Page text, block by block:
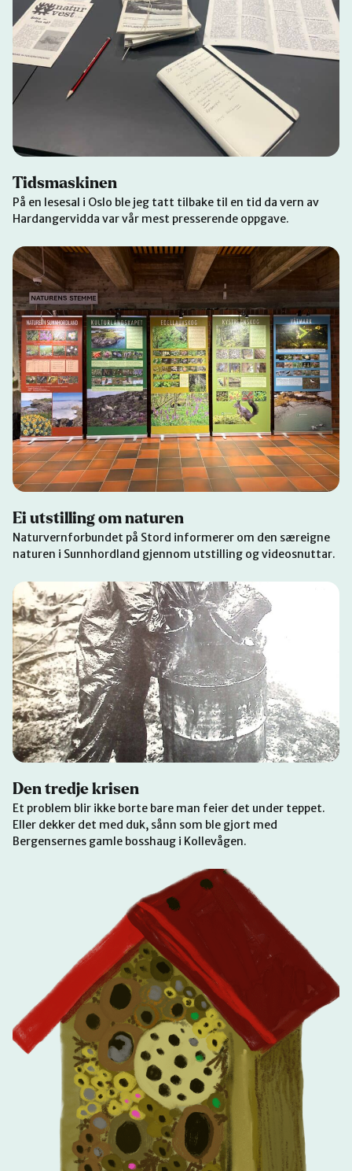
Tidsmaskinen
På en lesesal i Oslo ble jeg tatt tilbake til en tid da vern av
Hardangervidda var vår mest presserende oppgave.
Ei utstilling om naturen
Naturvernforbundet på Stord informerer om den særeigne
naturen i Sunnhordland gjennom utstilling og videosnuttar.
Den tredje krisen
Et problem blir ikke borte bare man feier det under teppet.
Eller dekker det med duk, sånn som ble gjort med
Bergensernes gamle bosshaug i Kollevågen.